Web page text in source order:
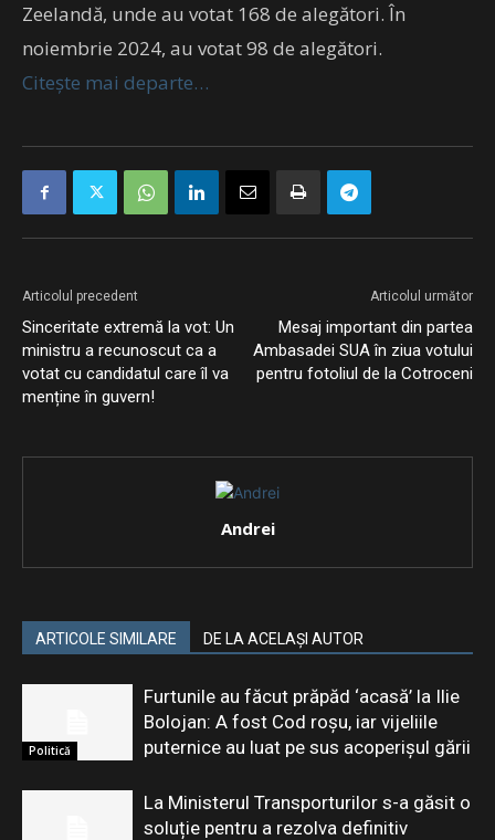
Zeelandă, unde au votat 168 de alegători. În
noiembrie 2024, au votat 98 de alegători.
Citește mai departe…
Articolul precedent
Sinceritate extremă la vot: Un
ministru a recunoscut ca a
votat cu candidatul care îl va
menține în guvern!
Articolul următor
Mesaj important din partea
Ambasadei SUA în ziua votului
pentru fotoliul de la Cotroceni
Andrei
ARTICOLE SIMILARE DE LA ACELAȘI AUTOR
Politică
Furtunile au făcut prăpăd ‘acasă’ la Ilie
Bolojan: A fost Cod roșu, iar vijeliile
puternice au luat pe sus acoperișul gării
La Ministerul Transporturilor s-a găsit o
soluție pentru a rezolva definitiv